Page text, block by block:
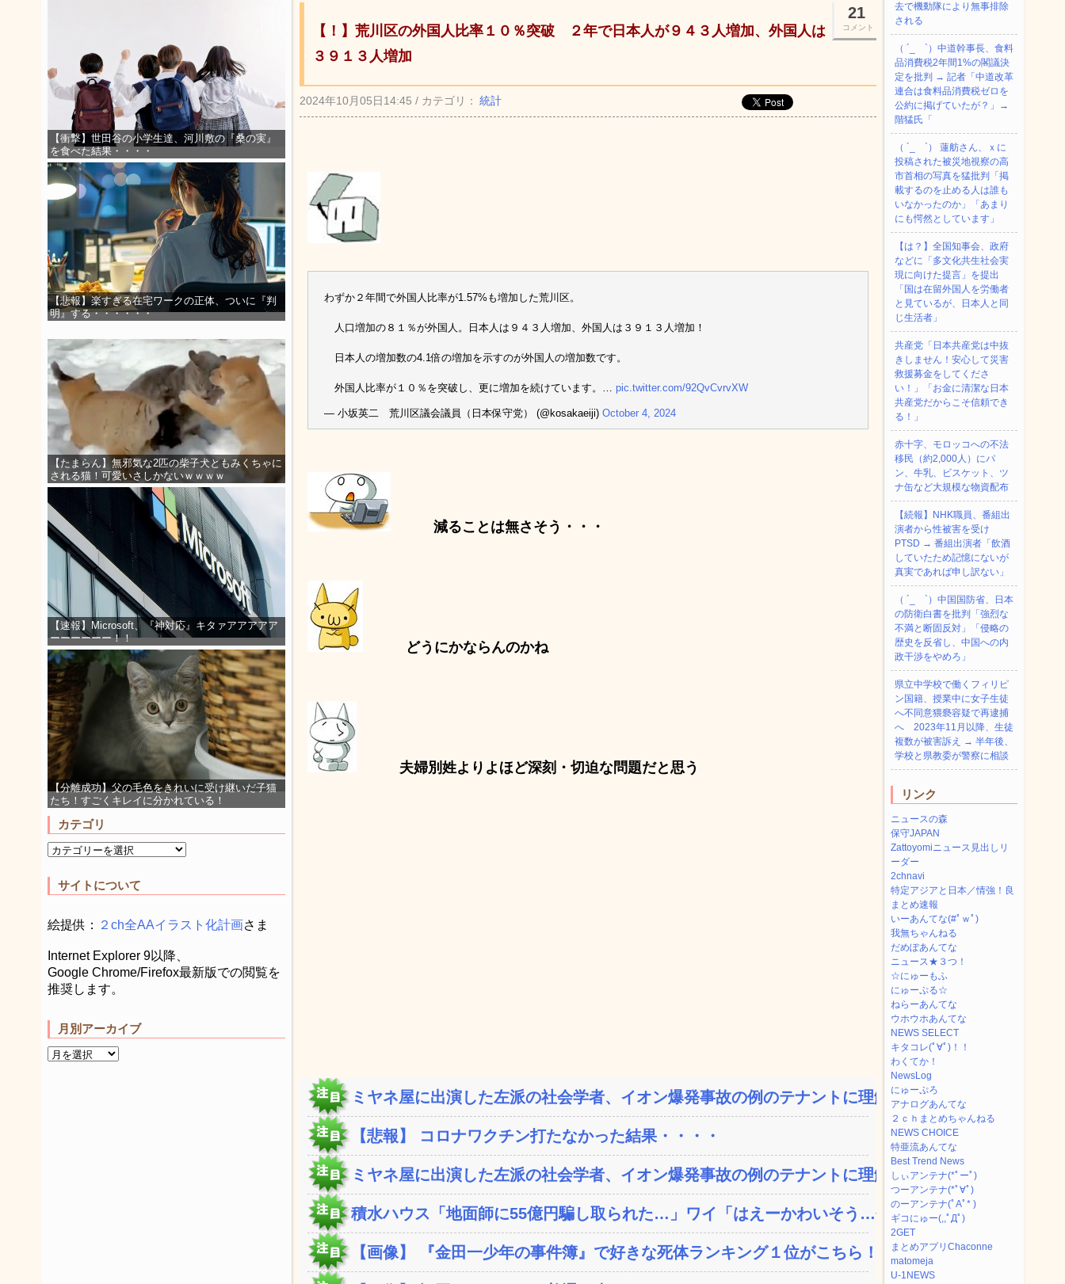
【衝撃】世田谷の小学生達、河川敷の『桑の実』
を食べた結果・・・・
【悲報】楽すぎる在宅ワークの正体、ついに『判
明』する・・・・・・
【たまらん】無邪気な2匹の柴子犬ともみくちゃに
される猫！可愛いさしかないｗｗｗｗ
【速報】Microsoft、『神対応』キタァアアアアア
ーーーーーー！！
【分離成功】父の毛色をきれいに受け継いだ子猫
たち！すごくキレイに分かれている！
カテゴリ
サイトについて
絵提供： ２ch全AAイラスト化計画さま
Internet Explorer 9以降、
Google Chrome/Firefox最新版での閲覧を
推奨します。
月別アーカイブ
21
コメント
【！】荒川区の外国人比率１０％突破 ２年で日本人が９４３人増加、外国人は
３９１３人増加
2024年10月05日14:45 / カテゴリ： 統計
わずか２年間で外国人比率が1.57%も増加した荒川区。
人口増加の８１％が外国人。日本人は９４３人増加、外国人は３９１３人増加！
日本人の増加数の4.1倍の増加を示すのが外国人の増加数です。
外国人比率が１０％を突破し、更に増加を続けています。… pic.twitter.com/92QvCvrvXW
— 小坂英二 荒川区議会議員（日本保守党） (@kosakaeiji) October 4, 2024
減ることは無さそう・・・
どうにかならんのかね
夫婦別姓よりよほど深刻・切迫な問題だと思う
ミヤネ屋に出演した左派の社会学者、イオン爆発事故の例のテナントに理解を...
【悲報】 コロナワクチン打たなかった結果・・・・
ミヤネ屋に出演した左派の社会学者、イオン爆発事故の例のテナントに理解を...
積水ハウス「地面師に55億円騙し取られた…」ワイ「はえーかわいそう…会...
【画像】 『金田一少年の事件簿』で好きな死体ランキング１位がこちら！
去で機動隊により無事排除
される
（ ´_ゝ`）中道幹事長、食料
品消費税2年間1%の閣議決
定を批判 → 記者「中道改革
連合は食料品消費税ゼロを
公約に掲げていたが？」→
階猛氏「
（ ´_ゝ`） 蓮舫さん、ｘに
投稿された被災地視察の高
市首相の写真を猛批判「掲
載するのを止める人は誰も
いなかったのか」「あまり
にも愕然としています」
【は？】全国知事会、政府
などに「多文化共生社会実
現に向けた提言」を提出
「国は在留外国人を労働者
と見ているが、日本人と同
じ生活者」
共産党「日本共産党は中抜
きしません！安心して災害
救援募金をしてくださ
い！」「お金に清潔な日本
共産党だからこそ信頼でき
る！」
赤十字、モロッコへの不法
移民（約2,000人）にパ
ン、牛乳、ビスケット、ツ
ナ缶など大規模な物資配布
【続報】NHK職員、番組出
演者から性被害を受け
PTSD → 番組出演者「飲酒
していたため記憶にないが
真実であれば申し訳ない」
（ ´_ゝ`）中国国防省、日本
の防衛白書を批判「強烈な
不満と断固反対」「侵略の
歴史を反省し、中国への内
政干渉をやめろ」
県立中学校で働くフィリピ
ン国籍、授業中に女子生徒
へ不同意猥褻容疑で再逮捕
へ 2023年11月以降、生徒
複数が被害訴え → 半年後、
学校と県教委が警察に相談
リンク
ニュースの森
保守JAPAN
Zattoyomiニュース見出しリ
ーダー
2chnavi
特定アジアと日本／情強！良
まとめ速報
いーあんてな(#ﾟｗﾟ)
我無ちゃんねる
だめぽあんてな
ニュース★３つ！
☆にゅーもふ
にゅーぷる☆
ねらーあんてな
ウホウホあんてな
NEWS SELECT
キタコレ(ﾟ∀ﾟ)！！
わくてか！
NewsLog
にゅーぷろ
アナログあんてな
２ｃｈまとめちゃんねる
NEWS CHOICE
特亜流あんてな
Best Trend News
しぃアンテナ(*ﾟーﾟ)
つーアンテナ(*ﾟ∀ﾟ)
のーアンテナ(ﾟAﾟ* )
ギコにゅー(,,ﾟДﾟ)
2GET
まとめアプリChaconne
matomeja
U-1NEWS